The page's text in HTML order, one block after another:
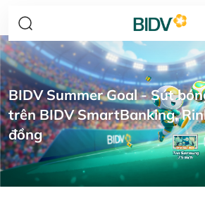
BIDV Summer Goal - Sút
trên BIDV SmartBanking,
đồng